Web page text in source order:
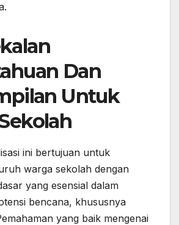
Dan
Untuk
ini bertujuan untuk
warga sekolah dengan
yang esensial dalam
bencana, khususnya
yang baik mengenai